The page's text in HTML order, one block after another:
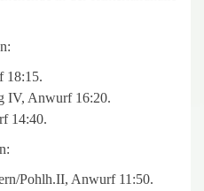
18:15.
IV, Anwurf 16:20.
14:40.
Pohlh.II, Anwurf 11:50.